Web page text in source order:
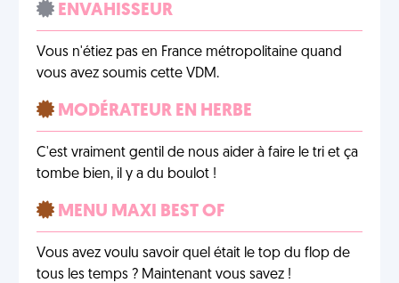
ENVAHISSEUR
Vous n'étiez pas en France métropolitaine quand
vous avez soumis cette VDM.
MODÉRATEUR EN HERBE
C'est vraiment gentil de nous aider à faire le tri et ça
tombe bien, il y a du boulot !
MENU MAXI BEST OF
Vous avez voulu savoir quel était le top du flop de
tous les temps ? Maintenant vous savez !